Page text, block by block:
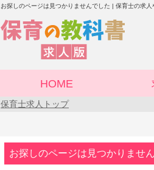
お探しのページは見つかりませんでした | 保育士の求
HOME
保育士求人トップ
お探しのページは見つかりませ